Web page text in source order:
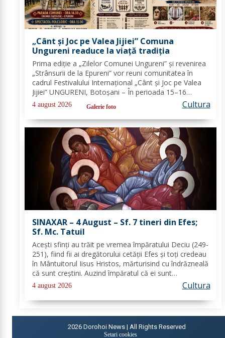
„Cânt și Joc pe Valea Jijiei” Comuna
Ungureni readuce la viață tradiția
Prima ediție a „Zilelor Comunei Ungureni” și revenirea
„Strânsurii de la Epureni” vor reuni comunitatea în
cadrul Festivalului Internațional „Cânt și Joc pe Valea
Jijiei” UNGURENI, Botoșani – În perioada 15–16
august 2026, comuna Ungureni va găzdui unul dintre
cele mai ample evenimente culturale...
4 august 2026 Galerie foto Cultura
SINAXAR – 4 August – Sf. 7 tineri din Efes;
Sf. Mc. Tatuil
Aceşti sfinţi au trăit pe vremea împăratului Deciu (249-
251), fiind fii ai dregătorului cetăţii Efes şi toţi credeau
în Mântuitorul Iisus Hristos, mărturisind cu îndrăzneală
că sunt creştini. Auzind împăratul că ei sunt
mărturisitori ai lui Hristos, i-a chemat la judecată. În
faţa lui Deciu, cei...
4 august 2026 Cultura
2026 Dorohoi News | All Rights Reserved
Setari cookies